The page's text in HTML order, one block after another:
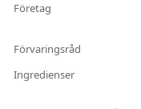
Företag
Förvaringsråd
Ingredienser